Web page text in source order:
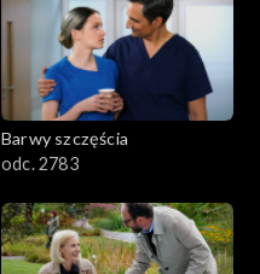
Barwy szczęścia
odc. 2783